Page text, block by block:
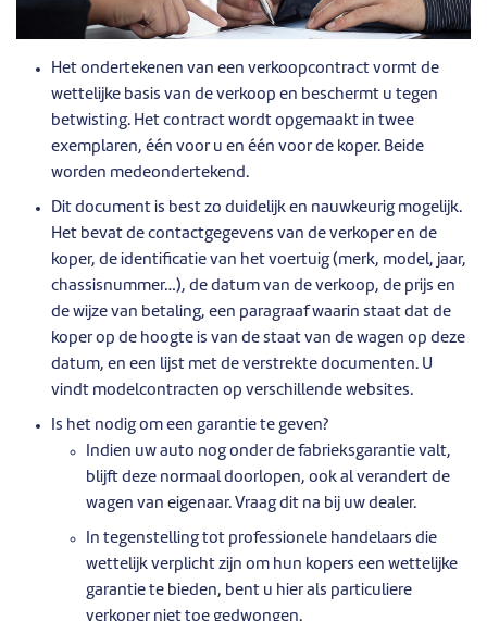
Het ondertekenen van een verkoopcontract vormt de
wettelijke basis van de verkoop en beschermt u tegen
betwisting. Het contract wordt opgemaakt in twee
exemplaren, één voor u en één voor de koper. Beide
worden medeondertekend.
Dit document is best zo duidelijk en nauwkeurig mogelijk.
Het bevat de contactgegevens van de verkoper en de
koper, de identificatie van het voertuig (merk, model, jaar,
chassisnummer…), de datum van de verkoop, de prijs en
de wijze van betaling, een paragraaf waarin staat dat de
koper op de hoogte is van de staat van de wagen op deze
datum, en een lijst met de verstrekte documenten. U
vindt modelcontracten op verschillende websites.
Is het nodig om een garantie te geven?
Indien uw auto nog onder de fabrieksgarantie valt,
blijft deze normaal doorlopen, ook al verandert de
wagen van eigenaar. Vraag dit na bij uw dealer.
In tegenstelling tot professionele handelaars die
wettelijk verplicht zijn om hun kopers een wettelijke
garantie te bieden, bent u hier als particuliere
verkoper niet toe gedwongen.